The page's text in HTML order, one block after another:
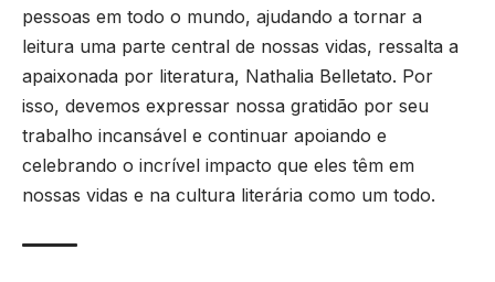
pessoas em todo o mundo, ajudando a tornar a
leitura uma parte central de nossas vidas, ressalta a
apaixonada por literatura, Nathalia Belletato. Por
isso, devemos expressar nossa gratidão por seu
trabalho incansável e continuar apoiando e
celebrando o incrível impacto que eles têm em
nossas vidas e na cultura literária como um todo.